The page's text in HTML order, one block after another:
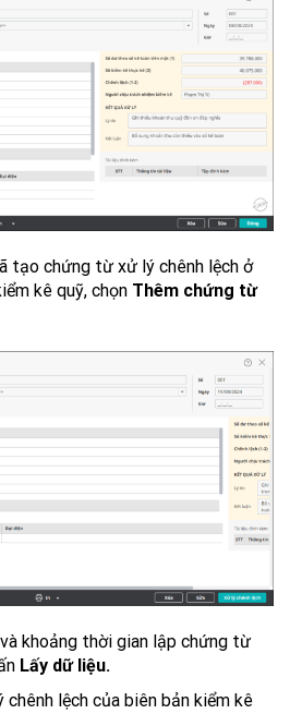
tạo chứng từ xử lý chênh lệch ở
kê quỹ, chọn Thêm chứng từ
khoảng thời gian lập chứng từ
Lấy dữ liệu.
lệch của biên bản kiểm kê